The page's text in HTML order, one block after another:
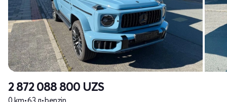
2 872 088 800 UZS